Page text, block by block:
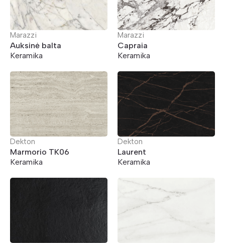
Marazzi
Auksinė balta
Keramika
Marazzi
Capraia
Keramika
Dekton
Marmorio TK06
Keramika
Dekton
Laurent
Keramika